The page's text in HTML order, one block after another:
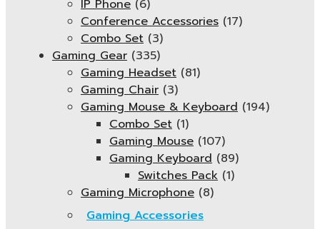
IP Phone (6)
Conference Accessories (17)
Combo Set (3)
Gaming Gear (335)
Gaming Headset (81)
Gaming Chair (3)
Gaming Mouse & Keyboard (194)
Combo Set (1)
Gaming Mouse (107)
Gaming Keyboard (89)
Switches Pack (1)
Gaming Microphone (8)
Gaming Accessories